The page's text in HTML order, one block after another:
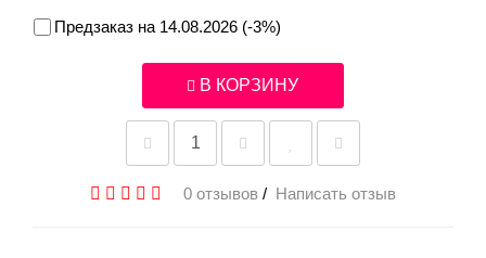
Предзаказ на 14.08.2026 (-3%)
В КОРЗИНУ
0 отзывов / Написать отзыв